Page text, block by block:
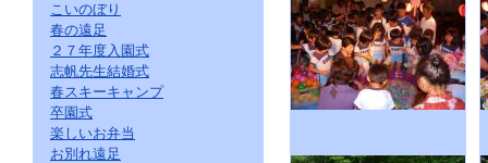
こいのぼり
春の遠足
２７年度入園式
志帆先生結婚式
春スキーキャンプ
卒園式
楽しいお弁当
お別れ遠足